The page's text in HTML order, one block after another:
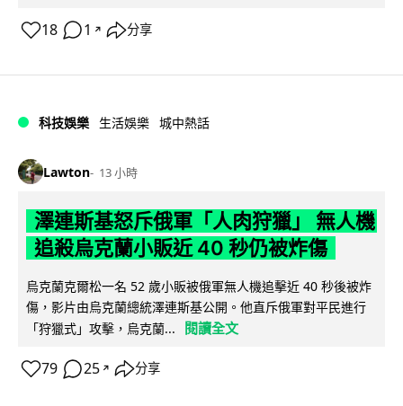
18 1 ↗ 分享
科技娛樂 生活娛樂 城中熱話
Lawton 13 小時
澤連斯基怒斥俄軍「人肉狩獵」 無人機
追殺烏克蘭小販近 40 秒仍被炸傷
烏克蘭克爾松一名 52 歲小販被俄軍無人機追擊近 40 秒後被炸
傷，影片由烏克蘭總統澤連斯基公開。他直斥俄軍對平民進行
「狩獵式」攻擊，烏克蘭...
閱讀全文
79 25 ↗ 分享